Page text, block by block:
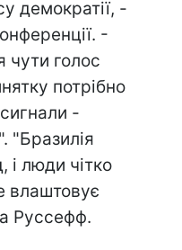
демократії, -
-
чути голос
потрібно
-
"Бразилія
і люди чітко
влаштовує
Руссефф.